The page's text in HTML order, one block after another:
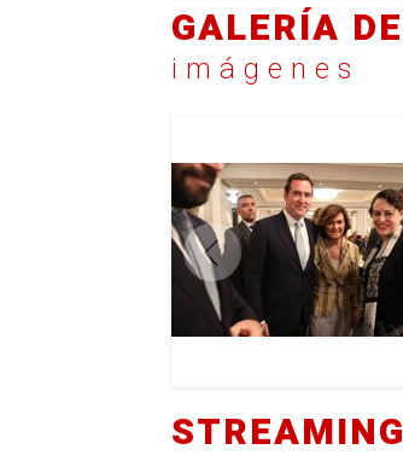
GALERÍA DE
imágenes
STREAMING